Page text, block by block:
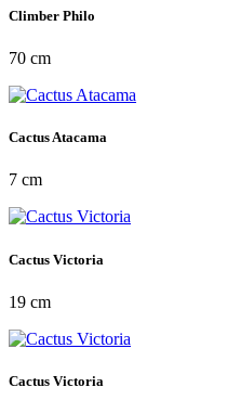
Climber Philo
70 cm
Cactus Atacama
7 cm
Cactus Victoria
19 cm
Cactus Victoria